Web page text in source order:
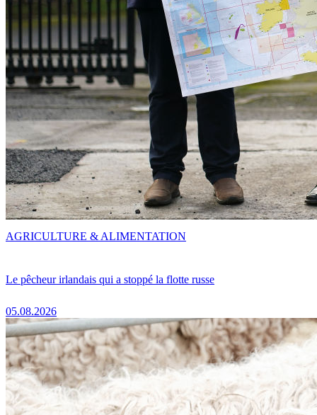
Le pêcheur irlandais qui a stoppé la flotte russe
05.08.2026
AGRICULTURE & ALIMENTATION